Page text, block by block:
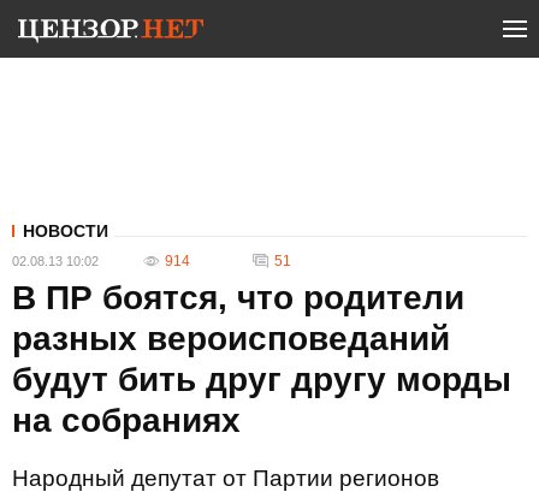
НОВОСТИ
02.08.13 10:02 914 51
В ПР боятся, что родители
разных вероисповеданий
будут бить друг другу морды
на собраниях
Народный депутат от Партии регионов